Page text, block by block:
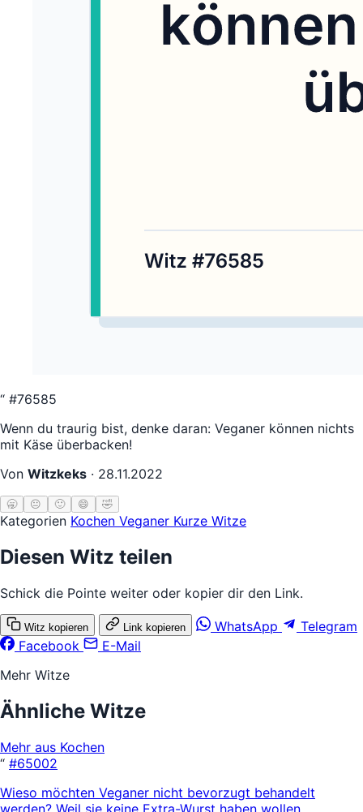
“ #76585
Wenn du traurig bist, denke daran: Veganer können nichts
mit Käse überbacken!
Von Witzkeks · 28.11.2022
🥱 😐 🙂 😄 🤣
Kategorien Kochen Veganer Kurze Witze
Diesen Witz teilen
Schick die Pointe weiter oder kopier dir den Link.
Witz kopieren Link kopieren WhatsApp
Telegram
Facebook
E-Mail
Mehr Witze
Ähnliche Witze
Mehr aus Kochen
“ #65002
Wieso möchten Veganer nicht bevorzugt behandelt
werden? Weil sie keine Extra-Wurst haben wollen.